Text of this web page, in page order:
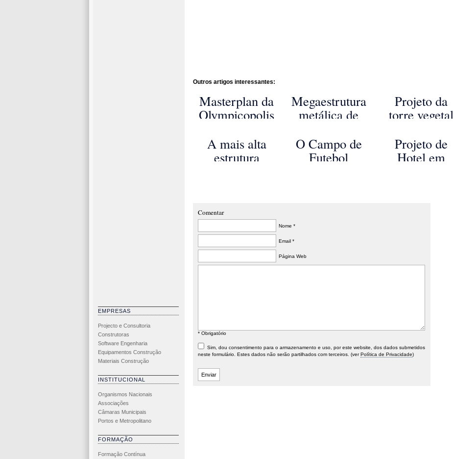
EMPRESAS
Projecto e Consultoria
Construtoras
Software Engenharia
Equipamentos Construção
Materiais Construção
INSTITUCIONAL
Organismos Nacionais
Associações
Câmaras Municipais
Portos e Metropolitano
FORMAÇÃO
Formação Contínua
Outros artigos interessantes:
Masterplan da
Olympicopolis
Megaestrutura
metálica de
altura projetada
para Nova
Projeto da
torre vegetal
A mais alta
estrutura
O Campo de
Futebol
Projeto de
Hotel em
Comentar
Nome *
Email *
Página Web
* Obrigatório
Sim, dou consentimento para o armazenamento e uso, por este website, dos dados submetidos
neste formulário. Estes dados não serão partilhados com terceiros. (verPolítica de Privacidade)